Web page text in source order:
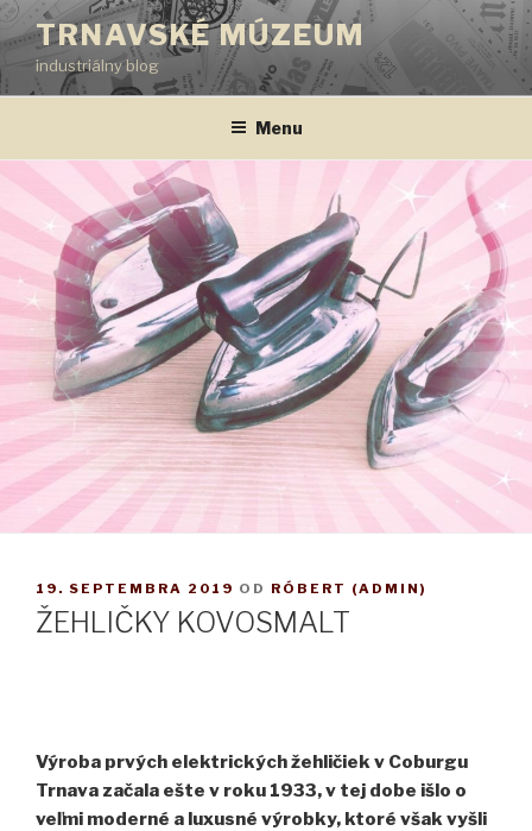
Prejsť
na
obsah
TRNAVSKÉ MÚZEUM
industriálny blog
Menu
PUBLIKOVANÉ
19. SEPTEMBRA 2019 OD RÓBERT (ADMIN)
ŽEHLIČKY KOVOSMALT
Výroba prvých elektrických žehličiek v Coburgu
Trnava začala ešte v roku 1933, v tej dobe išlo o
veľmi moderné a luxusné výrobky, ktoré však vyšli